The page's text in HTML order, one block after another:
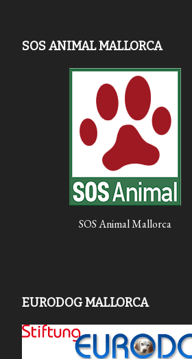
SOS Animal Mallorca
EURODOG MALLORCA